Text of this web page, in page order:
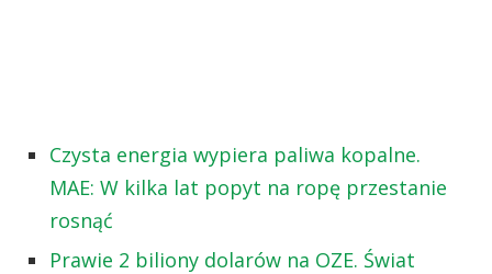
Czysta energia wypiera paliwa kopalne.
MAE: W kilka lat popyt na ropę przestanie
rosnąć
Prawie 2 biliony dolarów na OZE. Świat